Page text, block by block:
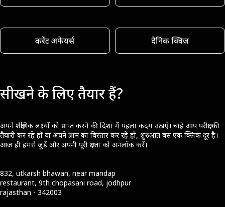
करेंट अफेयर्स दैनिक क्विज़
सीखने के लिए तैयार हैं?
अपने शैक्षणिक लक्ष्यों को प्राप्त करने की दिशा में पहला कदम उठाएँ। चाहे आप परीक्षा की
तैयारी कर रहे हों या अपने ज्ञान का विस्तार कर रहे हों, शुरुआत बस एक क्लिक दूर है।
आज ही हमसे जुड़ें और अपनी पूरी क्षमता को अनलॉक करें।
832, utkarsh bhawan, near mandap
restaurant, 9th chopasani road, jodhpur
rajasthan - 342003